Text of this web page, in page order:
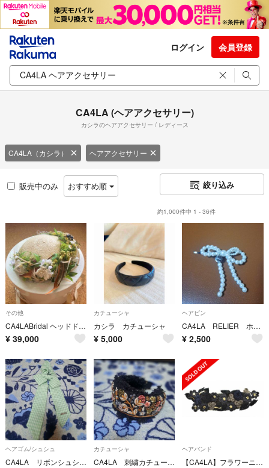
ログイン 会員登録
CA4LA (ヘアアクセサリー)
カシラのヘアアクセサリー / レディース
CA4LA（カシラ） ヘアアクセサリー
販売中のみ おすすめ順 絞り込み
約1,000件中 1 - 36件
その他
CA4LABridal ヘッドドレス ブライダル
¥ 39,000
カチューシャ
カシラ カチューシャ
¥ 5,000
ヘアピン
CA4LA RELIER ホワイト
¥ 2,500
ヘアゴム/シュシュ
CA4LA リボンシュシュ グリーン
カチューシャ
CA4LA 刺繍カチューシャ ブラック
ヘアバンド
【CA4LA】フラワーニットヘアバンドヘアアクセサリー